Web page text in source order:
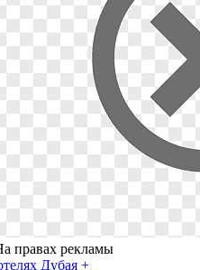
правах рекламы
Дубая +